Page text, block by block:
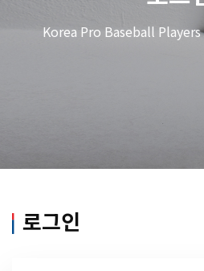
Korea Pro Baseball
로그인